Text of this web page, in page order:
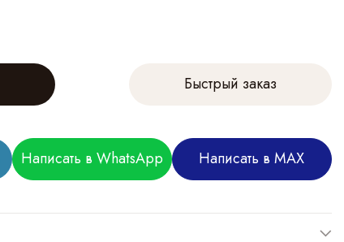
Быстрый заказ
Написать в WhatsApp Написать в MAX